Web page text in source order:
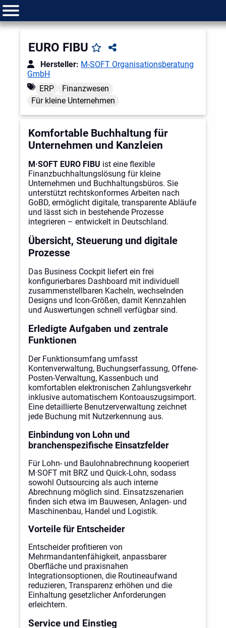
EURO FIBU
Hersteller: M-SOFT Organisationsberatung
GmbH
ERP
Finanzwesen
Für kleine Unternehmen
Komfortable Buchhaltung für
Unternehmen und Kanzleien
M·SOFT EURO FIBU ist eine flexible
Finanzbuchhaltungslösung für kleine
Unternehmen und Buchhaltungsbüros. Sie
unterstützt rechtskonformes Arbeiten nach
GoBD, ermöglicht digitale, transparente Abläufe
und lässt sich in bestehende Prozesse
integrieren – entwickelt in Deutschland.
Übersicht, Steuerung und digitale
Prozesse
Das Business Cockpit liefert ein frei
konfigurierbares Dashboard mit individuell
zusammenstellbaren Kacheln, wechselnden
Designs und Icon-Größen, damit Kennzahlen
und Auswertungen schnell verfügbar sind.
Erledigte Aufgaben und zentrale
Funktionen
Der Funktionsumfang umfasst
Kontenverwaltung, Buchungserfassung, Offene-
Posten-Verwaltung, Kassenbuch und
komfortablen elektronischen Zahlungsverkehr
inklusive automatischem Kontoauszugsimport.
Eine detaillierte Benutzerverwaltung zeichnet
jede Buchung mit Nutzerkennung aus.
Einbindung von Lohn und
branchenspezifische Einsatzfelder
Für Lohn- und Baulohnabrechnung kooperiert
M·SOFT mit BRZ und Quick‑Lohn, sodass
sowohl Outsourcing als auch interne
Abrechnung möglich sind. Einsatzszenarien
finden sich etwa im Bauwesen, Anlagen- und
Maschinenbau, Handel und Logistik.
Vorteile für Entscheider
Entscheider profitieren von
Mehrmandantenfähigkeit, anpassbarer
Oberfläche und praxisnahen
Integrationsoptionen, die Routineaufwand
reduzieren, Transparenz erhöhen und die
Einhaltung gesetzlicher Anforderungen
erleichtern.
Service und Einstieg